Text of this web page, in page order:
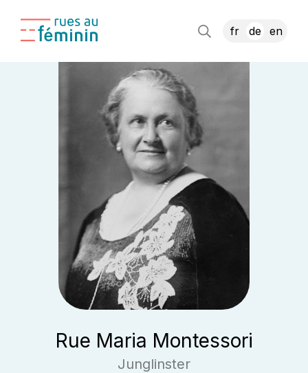
fr de en
Rue Maria Montessori
Junglinster